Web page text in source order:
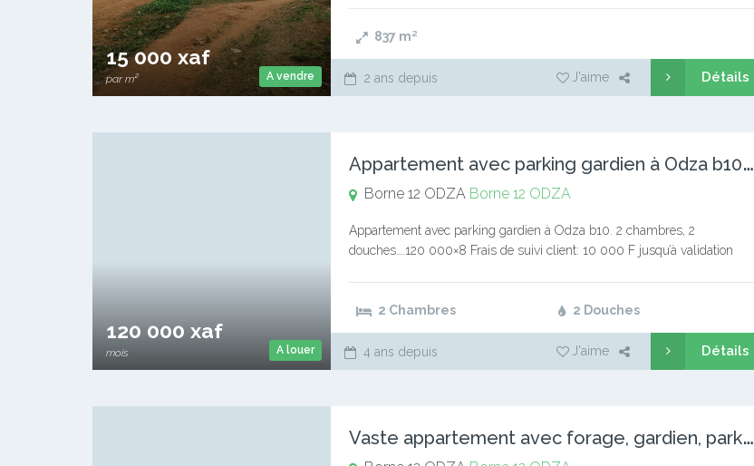
A vendre
15 000 xaf
par m²
837 m²
2 ans depuis J'aime Détails
A louer
120 000 xaf
mois
A
ppartement avec parking gardien à Odza b10. 2 chambres, 2 d
Borne 12 ODZA Borne 12 ODZA
Appartement avec parking gardien à Odza b10. 2 chambres, 2
douches….120 000×8 Frais de suivi client: 10 000 F jusqu’à validation
2 Chambres 2 Douches
4 ans depuis J'aime Détails
V
aste appartement avec forage, gardien, parking à Odza B12.